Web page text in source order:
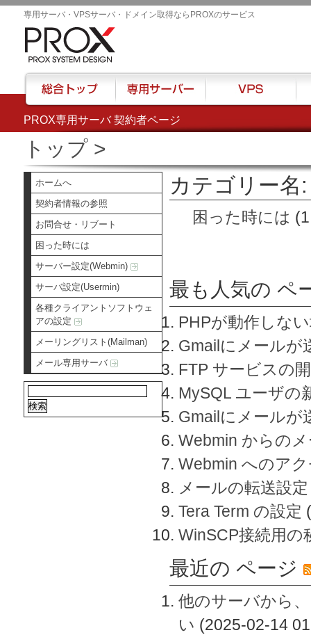
PROX専用サーバ 契約者ページ
専用サーバ・VPSサーバ・ドメイン取得ならPROXのサービス
トップ>
ホームへ
契約者情報の参照
お問合せ・リブート
困った時には
サーバー設定(Webmin)
サーバ設定(Usermin)
各種クライアントソフトウェ
アの設定
メーリングリスト(Mailman)
メール専用サーバ
カテゴリー名
困った時には
最も人気の ペ
PHPが動作しな
Gmailにメールが
FTP サービスの
MySQL ユーザの
Gmailにメールが
Webmin からの
Webmin へのア
メールの転送設定
Tera Term の設定
WinSCP接続用の
最近の ページ
他のサーバから
い (2025-02-14
総合トップ 専用サーバー VPS ハ